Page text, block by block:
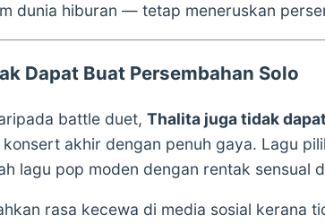
dunia hiburan — tetap meneruskan
Dapat Buat Persembahan Solo
battle duet, Thalita juga tidak
akhir dengan penuh gaya. Lagu
lagu pop moden dengan rentak sensual
rasa kecewa di media sosial kerana